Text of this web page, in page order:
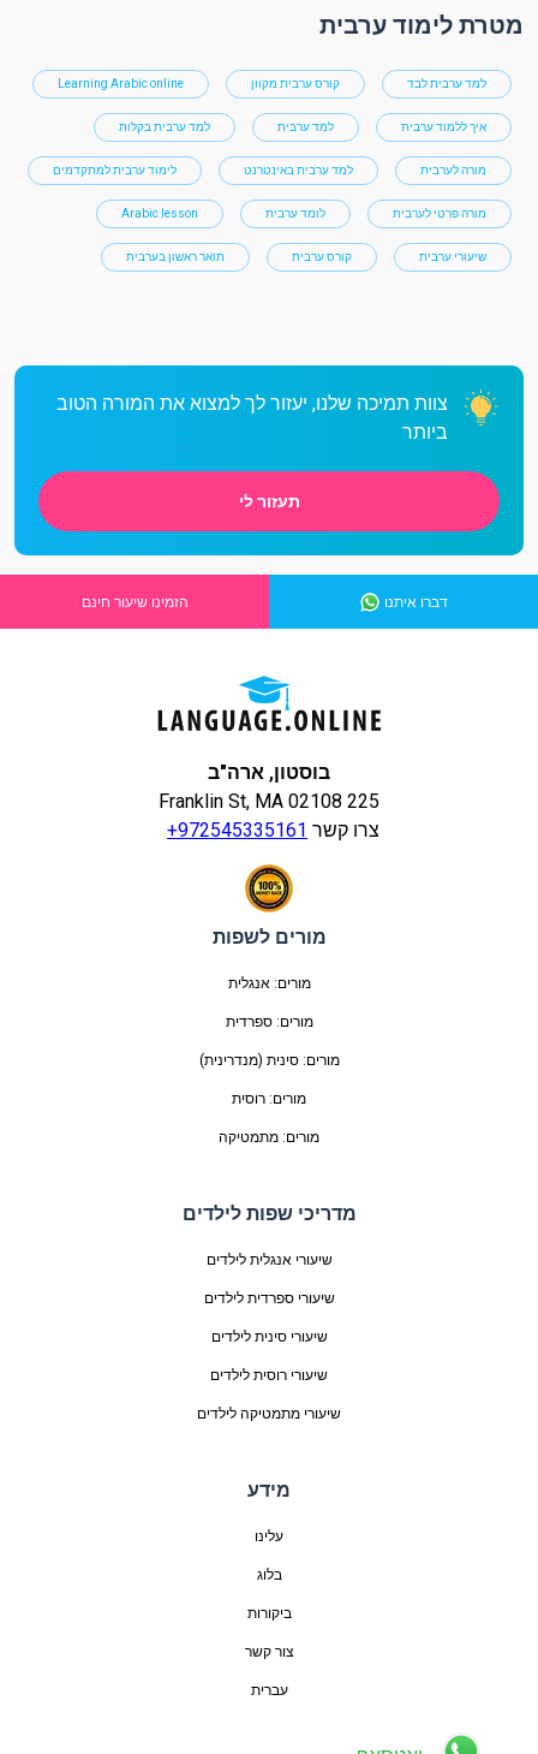
מטרת לימוד ערבית
למד ערבית לבד קורס ערבית מקוון Learning Arabic online
איך ללמוד ערבית למד ערבית למד ערבית בקלות
מורה לערבית למד ערבית באינטרנט לימוד ערבית למתקדמים
מורה פרטי לערבית לומד ערבית Arabic lesson
שיעורי ערבית קורס ערבית תואר ראשון בערבית
צוות תמיכה שלנו, יעזור לך למצוא את המורה הטוב
ביותר
תעזור לי
דברו איתנו הזמינו שיעור חינם
בוסטון, ארה"ב
225 Franklin St, MA 02108
צרו קשר +972545335161
מורים לשפות
מורים: אנגלית
מורים: ספרדית
מורים: סינית (מנדרינית)
מורים: רוסית
מורים: מתמטיקה
מדריכי שפות לילדים
שיעורי אנגלית לילדים
שיעורי ספרדית לילדים
שיעורי סינית לילדים
שיעורי רוסית לילדים
שיעורי מתמטיקה לילדים
מידע
עלינו
בלוג
ביקורות
צור קשר
עברית